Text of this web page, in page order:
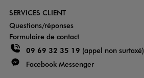
SERVICES CLIENT
Questions/réponses
Formulaire de contact
09 69 32 35 19 (appel non surtaxé)
Facebook Messenger